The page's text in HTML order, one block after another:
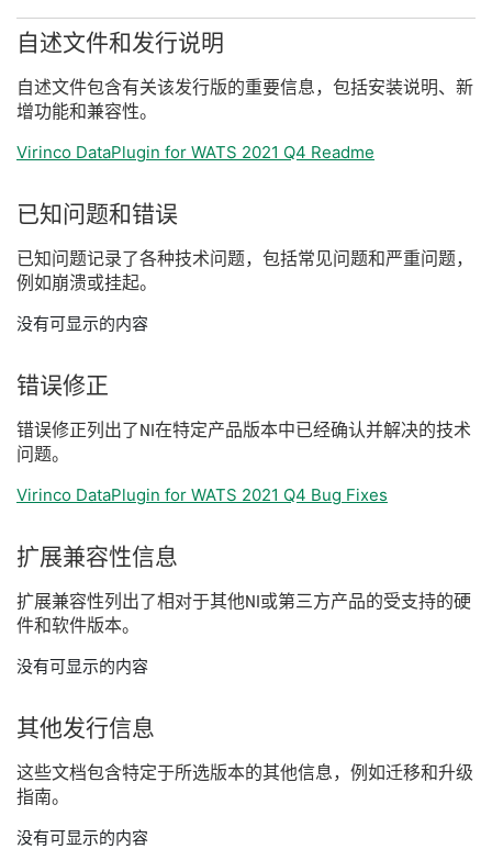
自述文件和发行说明
自述文件包含有关该发行版的重要信息， 包括安装说明、 新
增功能和兼容性。
Virinco DataPlugin for WATS 2021 Q4 Readme
已知问题和错误
已知问题记录了各种技术问题， 包括常见问题和严重问题，
例如崩溃或挂起。
没有可显示的内容
错误修正
错误修正列出了NI在特定产品版本中已经确认并解决的技术
问题。
Virinco DataPlugin for WATS 2021 Q4 Bug Fixes
扩展兼容性信息
扩展兼容性列出了相对于其他NI或第三方产品的受支持的硬
件和软件版本。
没有可显示的内容
其他发行信息
这些文档包含特定于所选版本的其他信息， 例如迁移和升级
指南。
没有可显示的内容